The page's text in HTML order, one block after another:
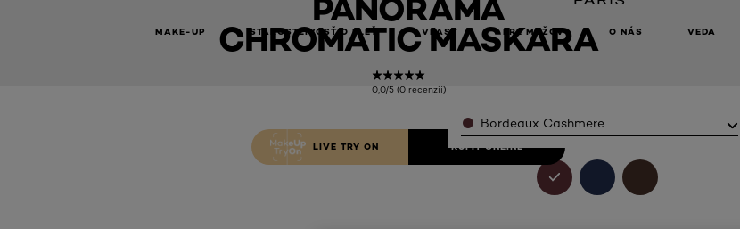
MAKE-UP STAROSTLIVOSŤ O PLEŤ VLASY PRE MUŽOV O NÁS VEDA
CHROMATIC MASKARA
0,0/5 (0 recenzií)
LIVE TRY ON KÚPIŤ ONLINE
ColorBordeaux Cashmere